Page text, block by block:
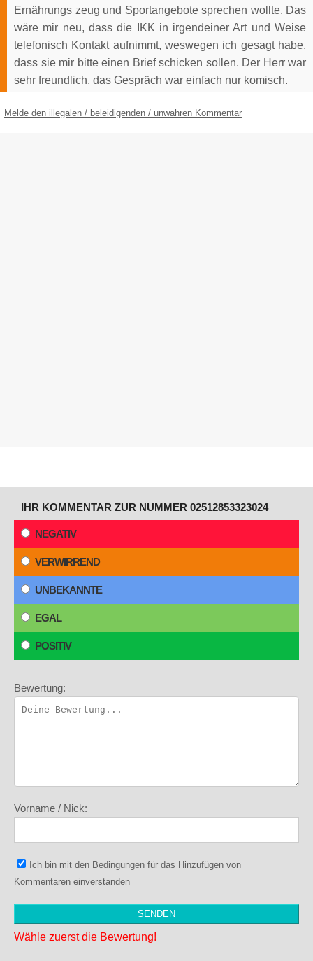
Ernährungs zeug und Sportangebote sprechen wollte. Das
wäre mir neu, dass die IKK in irgendeiner Art und Weise
telefonisch Kontakt aufnimmt, weswegen ich gesagt habe,
dass sie mir bitte einen Brief schicken sollen. Der Herr war
sehr freundlich, das Gespräch war einfach nur komisch.
Melde den illegalen / beleidigenden / unwahren Kommentar
IHR KOMMENTAR ZUR NUMMER 02512853323024
NEGATIV
VERWIRREND
UNBEKANNTE
EGAL
POSITIV
Bewertung:
Vorname / Nick:
Ich bin mit den Bedingungen für das Hinzufügen von
Kommentaren einverstanden
Wähle zuerst die Bewertung!